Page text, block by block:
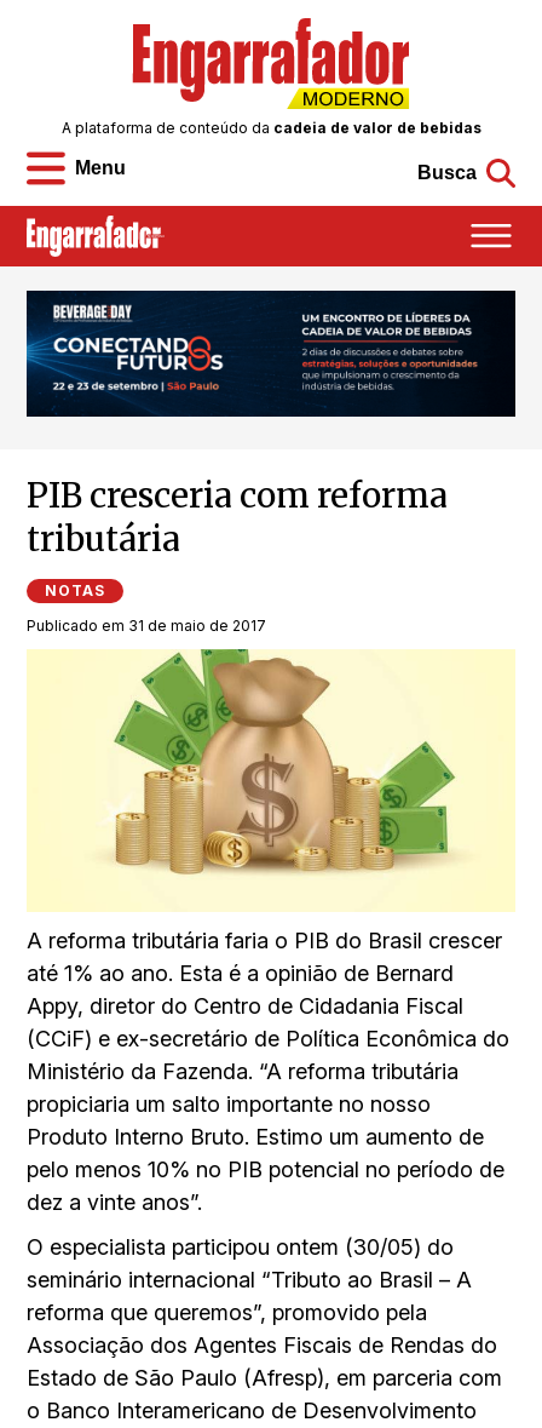
Menu
A plataforma de conteúdo da cadeia de valor de bebidas
Busca
PIB cresceria com reforma
tributária
NOTAS
Publicado em 31 de maio de 2017
A reforma tributária faria o PIB do Brasil crescer
até 1% ao ano. Esta é a opinião de Bernard
Appy, diretor do Centro de Cidadania Fiscal
(CCiF) e ex-secretário de Política Econômica do
Ministério da Fazenda. “A reforma tributária
propiciaria um salto importante no nosso
Produto Interno Bruto. Estimo um aumento de
pelo menos 10% no PIB potencial no período de
dez a vinte anos”.
O especialista participou ontem (30/05) do
seminário internacional “Tributo ao Brasil – A
reforma que queremos”, promovido pela
Associação dos Agentes Fiscais de Rendas do
Estado de São Paulo (Afresp), em parceria com
o Banco Interamericano de Desenvolvimento